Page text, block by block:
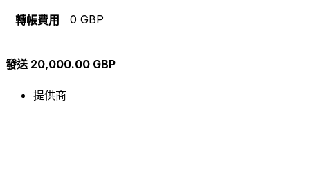
轉帳費用 0 GBP
發送 20,000.00 GBP
提供商